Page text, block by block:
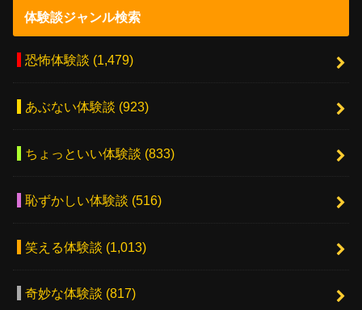
体験談ジャンル検索
恐怖体験談 (1,479)
あぶない体験談 (923)
ちょっといい体験談 (833)
恥ずかしい体験談 (516)
笑える体験談 (1,013)
奇妙な体験談 (817)